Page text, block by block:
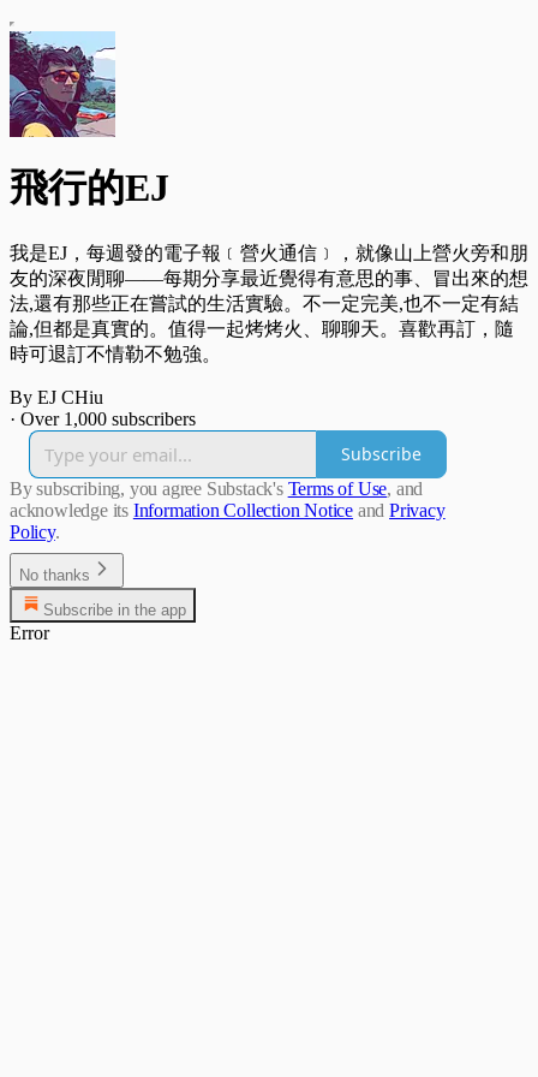
飛行的EJ
我是EJ，每週發的電子報﹝營火通信﹞，就像山上營火旁和朋
友的深夜閒聊——每期分享最近覺得有意思的事、冒出來的想
法,還有那些正在嘗試的生活實驗。不一定完美,也不一定有結
論,但都是真實的。值得一起烤烤火、聊聊天。喜歡再訂，隨
時可退訂不情勒不勉強。
By EJ CHiu
· Over 1,000 subscribers
Subscribe
By subscribing, you agree Substack's Terms of Use, and
acknowledge its Information Collection Notice and Privacy
Policy.
No thanks
Subscribe in the app
Error